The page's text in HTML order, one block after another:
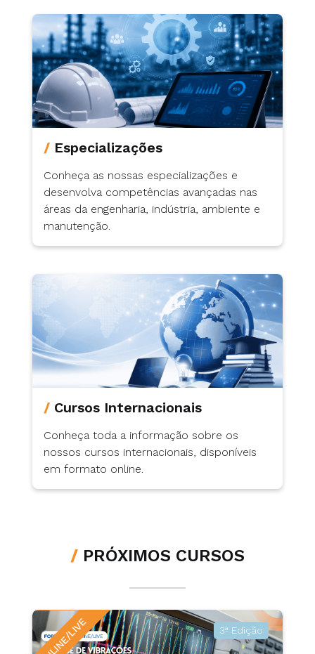
Especializações
Conheça as nossas especializações e
desenvolva competências avançadas nas
áreas da engenharia, indústria, ambiente e
manutenção.
Cursos Internacionais
Conheça toda a informação sobre os
nossos cursos internacionais, disponíveis
em formato online.
/ PRÓXIMOS CURSOS
ONLINE/LIVE 3ª Edição